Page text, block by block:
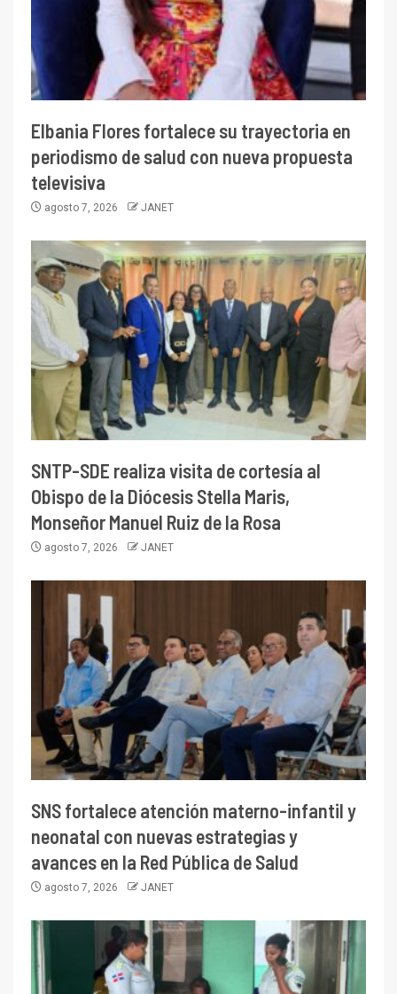
Elbania Flores fortalece su trayectoria en
periodismo de salud con nueva propuesta
televisiva
agosto 7, 2026 JANET
SNTP-SDE realiza visita de cortesía al
Obispo de la Diócesis Stella Maris,
Monseñor Manuel Ruiz de la Rosa
agosto 7, 2026 JANET
SNS fortalece atención materno-infantil y
neonatal con nuevas estrategias y
avances en la Red Pública de Salud
agosto 7, 2026 JANET